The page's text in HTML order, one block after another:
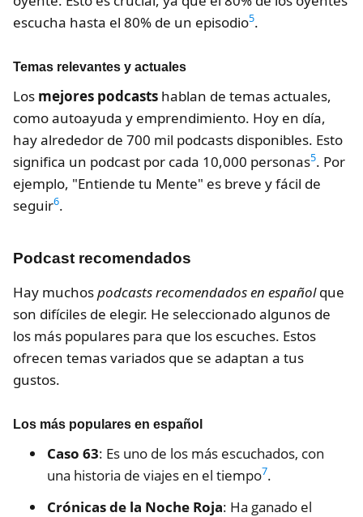
escucha hasta el 80% de un episodio5.
Temas relevantes y actuales
Los mejores podcasts hablan de temas actuales,
como autoayuda y emprendimiento. Hoy en día,
hay alrededor de 700 mil podcasts disponibles. Esto
significa un podcast por cada 10,000 personas5. Por
ejemplo, "Entiende tu Mente" es breve y fácil de
seguir6.
Podcast recomendados
Hay muchospodcasts recomendados en españolque
son difíciles de elegir. He seleccionado algunos de
los más populares para que los escuches. Estos
ofrecen temas variados que se adaptan a tus
gustos.
Los más populares en español
Caso 63: Es uno de los más escuchados, con
una historia de viajes en el tiempo7.
Crónicas de la Noche Roja: Ha ganado el